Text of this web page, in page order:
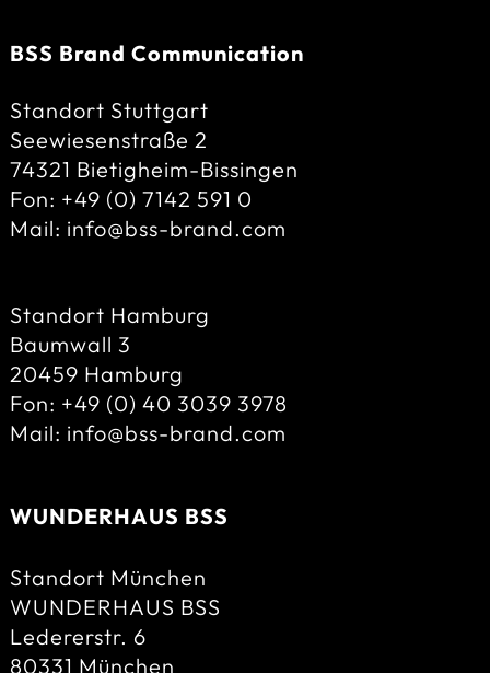
BSS Brand Communication
Standort Stuttgart
Seewiesenstraße 2
74321 Bietigheim-Bissingen
Fon: +49 (0) 7142 591 0
Mail: info@bss-brand.com
Standort Hamburg
Baumwall 3
20459 Hamburg
Fon: +49 (0) 40 3039 3978
Mail: info@bss-brand.com
WUNDERHAUS BSS
Standort München
WUNDERHAUS BSS
Ledererstr. 6
80331 München